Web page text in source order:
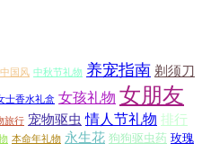
中国风 中秋节礼物 养宠指南 剃须刀
士香水礼盒 女孩礼物 女朋友
旅行 宠物驱虫 情人节礼物 排行
本命年礼物 永生花 狗狗驱虫药 玫瑰